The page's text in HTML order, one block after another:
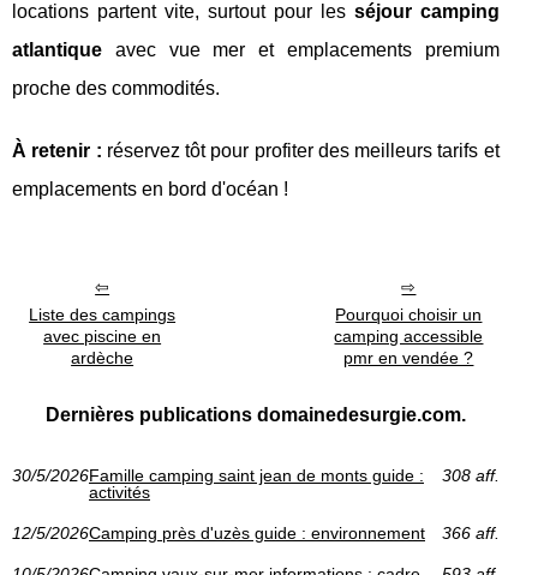
locations partent vite, surtout pour les séjour camping
atlantique avec vue mer et emplacements premium
proche des commodités.
À retenir : réservez tôt pour profiter des meilleurs tarifs et
emplacements en bord d'océan !
Liste des campings
avec piscine en
ardèche
Pourquoi choisir un
camping accessible
pmr en vendée ?
Dernières publications domainedesurgie.com.
30/5/2026Famille camping saint jean de monts guide :
activités
308 aff.
12/5/2026Camping près d'uzès guide : environnement 366 aff.